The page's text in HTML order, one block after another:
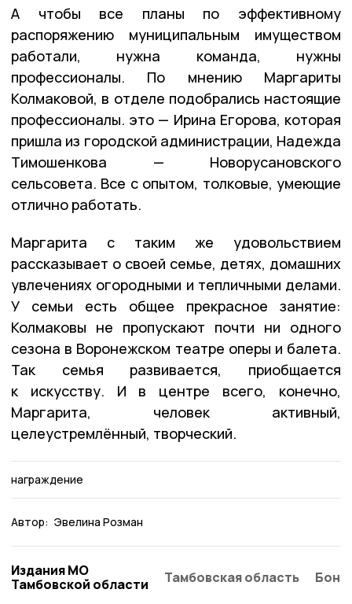
А чтобы все планы по эффективному
распоряжению муниципальным имуществом
работали, нужна команда, нужны
профессионалы. По мнению Маргариты
Колмаковой, в отделе подобрались настоящие
профессионалы. это — Ирина Егорова, которая
пришла из городской администрации, Надежда
Тимошенкова — Новорусановского
сельсовета. Все с опытом, толковые, умеющие
отлично работать.
Маргарита с таким же удовольствием
рассказывает о своей семье, детях, домашних
увлечениях огородными и тепличными делами.
У семьи есть общее прекрасное занятие:
Колмаковы не пропускают почти ни одного
сезона в Воронежском театре оперы и балета.
Так семья развивается, приобщается
к искусству. И в центре всего, конечно,
Маргарита, человек активный,
целеустремлённый, творческий.
награждение
Автор: Эвелина Розман
Издания МО
Тамбовской области
Тамбовская область